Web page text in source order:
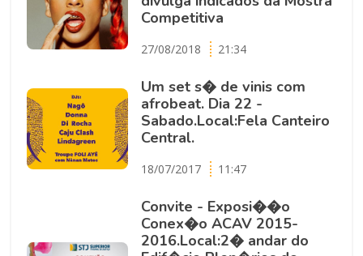
Competitiva
27/08/2018 21:34
Um set s� de vinis com
afrobeat. Dia 22 -
Sabado.Local:Fela Canteiro
Central.
18/07/2017 11:47
Convite - Exposi��o
Conex�o ACAV 2015-
2016.Local:2� andar do